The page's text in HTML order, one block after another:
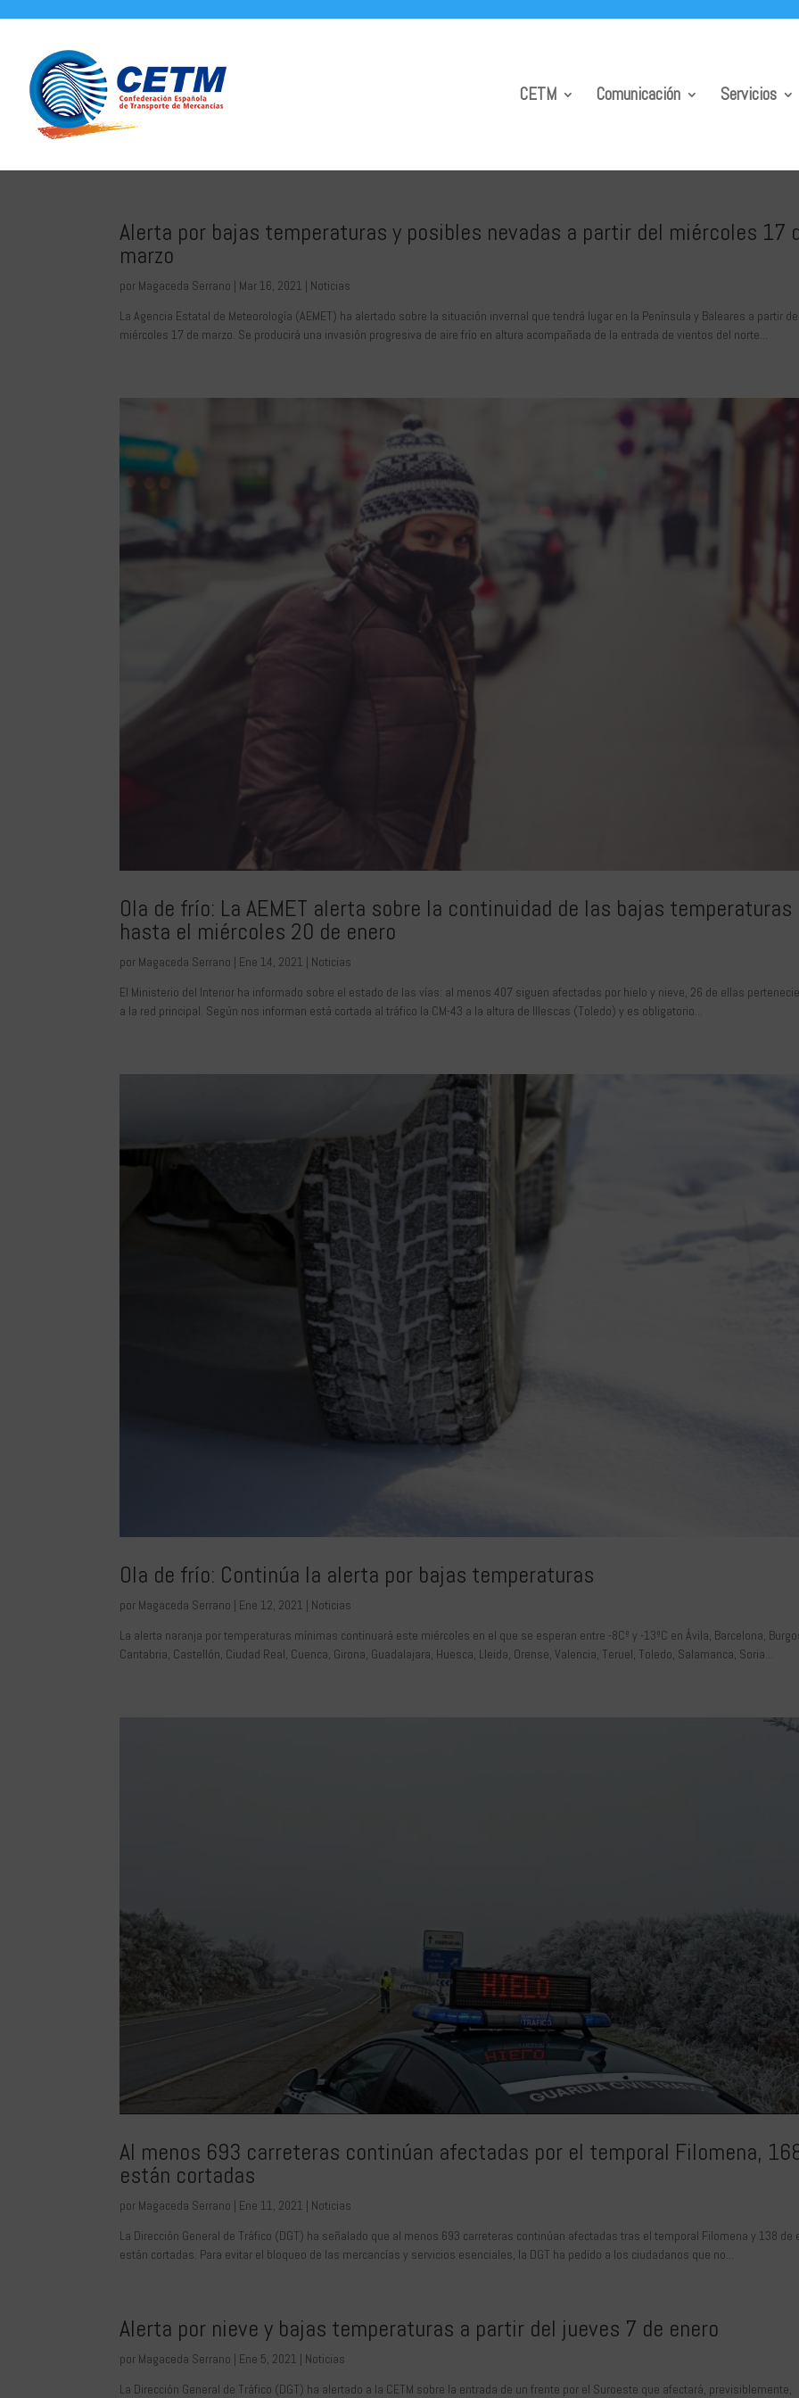
CETM Comunicación Servicios
Alerta por bajas temperaturas y posibles nevadas a partir del miércoles 17
marzo
por Magaceda Serrano | Mar 16, 2021 | Noticias
La Agencia Estatal de Meteorología (AEMET) ha alertado sobre la situación invernal que tendrá lugar en la Península y Baleares a partir
miércoles 17 de marzo. Se producirá una invasión progresiva de aire frío en altura acompañada de la entrada de vientos del norte...
Ola de frío: La AEMET alerta sobre la continuidad de las bajas temperaturas
hasta el miércoles 20 de enero
por Magaceda Serrano | Ene 14, 2021 | Noticias
El Ministerio del Interior ha informado sobre el estado de las vías: al menos 407 siguen afectadas por hielo y nieve, 26 de ellas
a la red principal. Según nos informan está cortada al tráfico la CM-43 a la altura de Illescas (Toledo) y es obligatorio...
Ola de frío: Continúa la alerta por bajas temperaturas
por Magaceda Serrano | Ene 12, 2021 | Noticias
La alerta naranja por temperaturas mínimas continuará este miércoles en el que se esperan entre -8Cº y -13ºC en Ávila, Barcelona,
Cantabria, Castellón, Ciudad Real, Cuenca, Girona, Guadalajara, Huesca, Lleida, Orense, Valencia, Teruel, Toledo, Salamanca, Soria...
Al menos 693 carreteras continúan afectadas por el temporal Filomena,
están cortadas
por Magaceda Serrano | Ene 11, 2021 | Noticias
La Dirección General de Tráfico (DGT) ha señalado que al menos 693 carreteras continúan afectadas tras el temporal Filomena y 138 de
están cortadas. Para evitar el bloqueo de las mercancías y servicios esenciales, la DGT ha pedido a los ciudadanos que no...
Alerta por nieve y bajas temperaturas a partir del jueves 7 de enero
por Magaceda Serrano | Ene 5, 2021 | Noticias
La Dirección General de Tráfico (DGT) ha alertado a la CETM sobre la entrada de un frente por el Suroeste que afectará, previsiblemente,